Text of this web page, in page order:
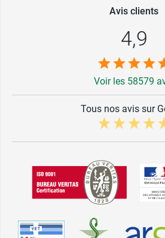
Avis clients
4,9
Voir les 58579
Tous nos avis sur